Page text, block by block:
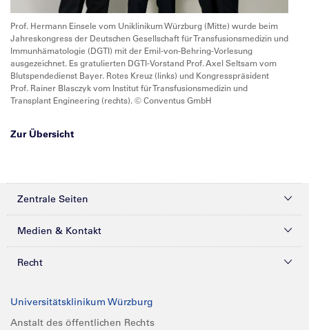
Prof. Hermann Einsele vom Uniklinikum Würzburg (Mitte) wurde beim
Jahreskongress der Deutschen Gesellschaft für Transfusionsmedizin und
Immunhämatologie (DGTI) mit der Emil-von-Behring-Vorlesung
ausgezeichnet. Es gratulierten DGTI-Vorstand Prof. Axel Seltsam vom
Blutspendedienst Bayer. Rotes Kreuz (links) und Kongresspräsident
Prof. Rainer Blasczyk vom Institut für Transfusionsmedizin und
Transplant Engineering (rechts). © Conventus GmbH
Zur Übersicht
Zentrale Seiten
Kliniken & Zentren
Forschung
Medien & Kontakt
Presse
Recht
Compliance
Universitätsklinikum Würzburg
Anstalt des öffentlichen Rechts